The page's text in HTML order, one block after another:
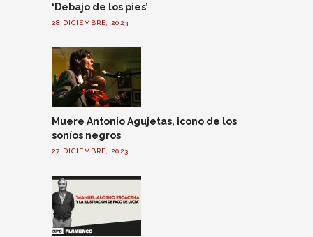
‘Debajo de los pies’
28 DICIEMBRE, 2023
Muere Antonio Agujetas, icono de los
soníos negros
27 DICIEMBRE, 2023